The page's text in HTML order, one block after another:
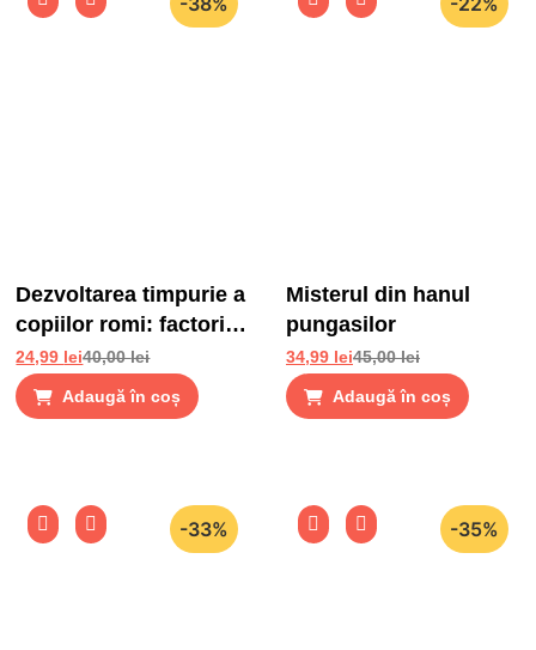
Dezvoltarea timpurie a
copiilor romi: factori
de risc si factori de
protectie
40,00lei
24,99 lei
Adaugă în coș
Misterul din hanul
pungasilor
45,00lei
34,99 lei
Adaugă în coș
-33% -35%